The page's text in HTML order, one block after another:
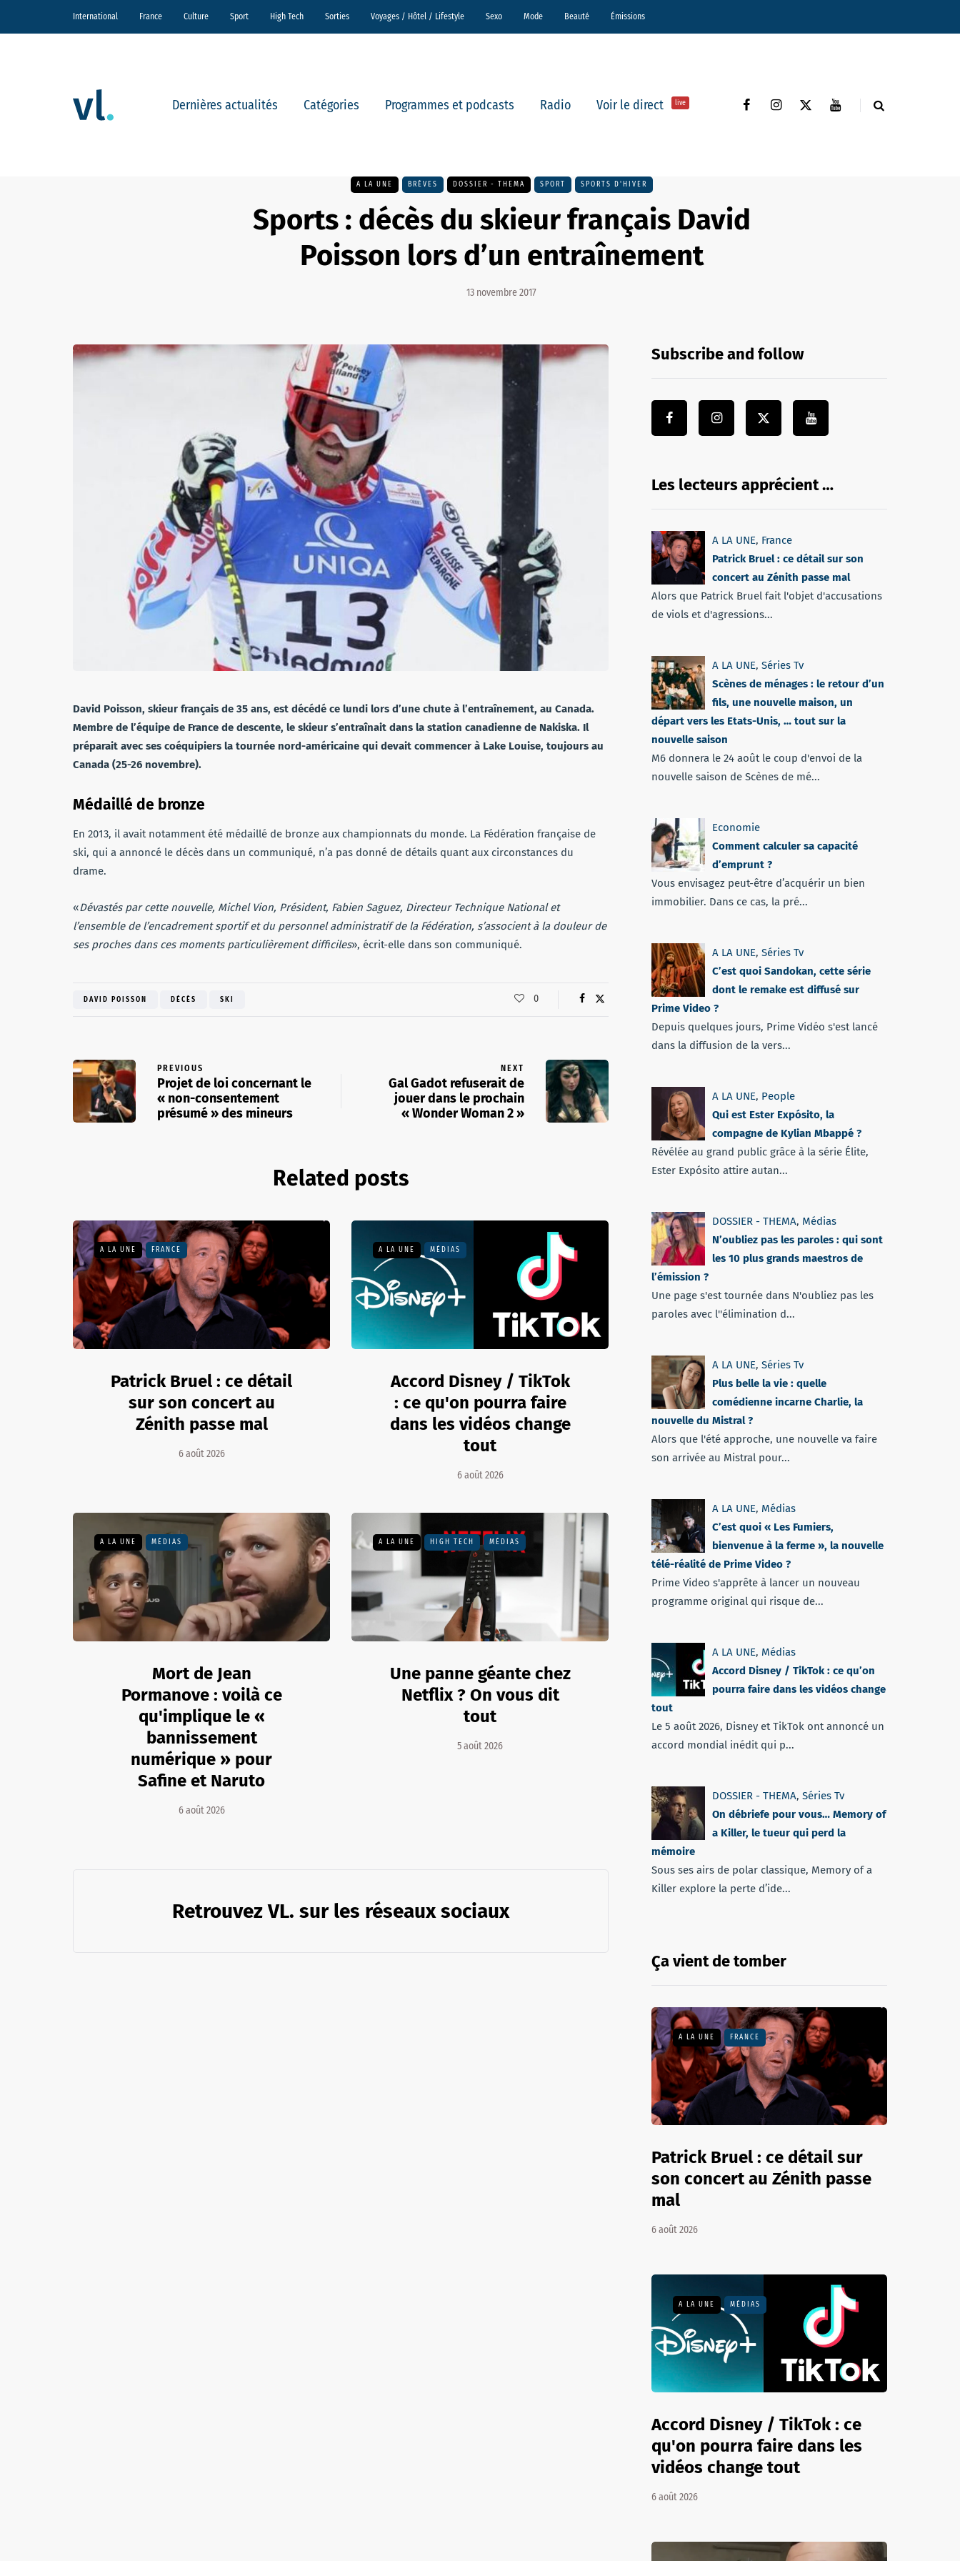
International France Culture Sport High Tech Sorties Voyages / Hôtel / Lifestyle Sexo Mode Beauté Émissions
Dernières actualités Catégories Programmes et podcasts Radio Voir le direct live
A LA UNE BRÈVES DOSSIER - THEMA SPORT SPORTS D'HIVER
Sports : décès du skieur français David
Poisson lors d’un entraînement
13 novembre 2017
David Poisson, skieur français de 35 ans, est décédé ce lundi lors d’une chute à l’entraînement, au Canada.
Membre de l’équipe de France de descente, le skieur s’entraînait dans la station canadienne de Nakiska. Il
préparait avec ses coéquipiers la tournée nord-américaine qui devait commencer à Lake Louise, toujours au
Canada (25-26 novembre).
Médaillé de bronze
En 2013, il avait notamment été médaillé de bronze aux championnats du monde. La Fédération française de
ski, qui a annoncé le décès dans un communiqué, n’a pas donné de détails quant aux circonstances du
drame.
«Dévastés par cette nouvelle, Michel Vion, Président, Fabien Saguez, Directeur Technique National et
l’ensemble de l’encadrement sportif et du personnel administratif de la Fédération, s’associent à la douleur de
ses proches dans ces moments particulièrement difficiles», écrit-elle dans son communiqué.
DAVID POISSON DÉCÈS SKI 0
PREVIOUS
Projet de loi concernant le
« non-consentement
présumé » des mineurs
NEXT
Gal Gadot refuserait de
jouer dans le prochain
« Wonder Woman 2 »
Related posts
A LA UNE FRANCE
Patrick Bruel : ce détail
sur son concert au
Zénith passe mal
6 août 2026
A LA UNE MÉDIAS
Accord Disney / TikTok
: ce qu'on pourra faire
dans les vidéos change
tout
6 août 2026
A LA UNE MÉDIAS
Mort de Jean
Pormanove : voilà ce
qu'implique le «
bannissement
numérique » pour
Safine et Naruto
6 août 2026
A LA UNE HIGH TECH MÉDIAS
Une panne géante chez
Netflix ? On vous dit
tout
5 août 2026
Retrouvez VL. sur les réseaux sociaux
Subscribe and follow
Les lecteurs apprécient …
A LA UNE, France
Patrick Bruel : ce détail sur son
concert au Zénith passe mal
Alors que Patrick Bruel fait l'objet d'accusations
de viols et d'agressions...
A LA UNE, Séries Tv
Scènes de ménages : le retour d’un
fils, une nouvelle maison, un
départ vers les Etats-Unis, … tout sur la
nouvelle saison
M6 donnera le 24 août le coup d'envoi de la
nouvelle saison de Scènes de mé...
Economie
Comment calculer sa capacité
d’emprunt ?
Vous envisagez peut-être d’acquérir un bien
immobilier. Dans ce cas, la pré...
A LA UNE, Séries Tv
C’est quoi Sandokan, cette série
dont le remake est diffusé sur
Prime Video ?
Depuis quelques jours, Prime Vidéo s'est lancé
dans la diffusion de la vers...
A LA UNE, People
Qui est Ester Expósito, la
compagne de Kylian Mbappé ?
Révélée au grand public grâce à la série Élite,
Ester Expósito attire autan...
DOSSIER - THEMA, Médias
N’oubliez pas les paroles : qui sont
les 10 plus grands maestros de
l’émission ?
Une page s'est tournée dans N'oubliez pas les
paroles avec l''élimination d...
A LA UNE, Séries Tv
Plus belle la vie : quelle
comédienne incarne Charlie, la
nouvelle du Mistral ?
Alors que l'été approche, une nouvelle va faire
son arrivée au Mistral pour...
A LA UNE, Médias
C’est quoi « Les Fumiers,
bienvenue à la ferme », la nouvelle
télé-réalité de Prime Video ?
Prime Video s'apprête à lancer un nouveau
programme original qui risque de...
A LA UNE, Médias
Accord Disney / TikTok : ce qu’on
pourra faire dans les vidéos change
tout
Le 5 août 2026, Disney et TikTok ont annoncé un
accord mondial inédit qui p...
DOSSIER - THEMA, Séries Tv
On débriefe pour vous… Memory of
a Killer, le tueur qui perd la
mémoire
Sous ses airs de polar classique, Memory of a
Killer explore la perte d’ide...
Ça vient de tomber
A LA UNE FRANCE
Patrick Bruel : ce détail sur
son concert au Zénith passe
mal
6 août 2026
A LA UNE MÉDIAS
Accord Disney / TikTok : ce
qu'on pourra faire dans les
vidéos change tout
6 août 2026